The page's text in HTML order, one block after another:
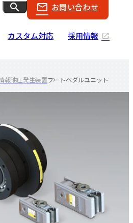
カスタム対応 採用情報
search mail_outline お問い合わせ
報油圧発生装置フートペダルユニット